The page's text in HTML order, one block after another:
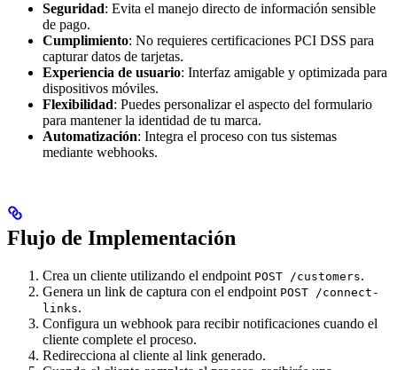
Seguridad: Evita el manejo directo de información sensible
de pago.
Cumplimiento: No requieres certificaciones PCI DSS para
capturar datos de tarjetas.
Experiencia de usuario: Interfaz amigable y optimizada para
dispositivos móviles.
Flexibilidad: Puedes personalizar el aspecto del formulario
para mantener la identidad de tu marca.
Automatización: Integra el proceso con tus sistemas
mediante webhooks.
Flujo de Implementación
Crea un cliente utilizando el endpoint POST /customers.
Genera un link de captura con el endpoint POST /connect-
links.
Configura un webhook para recibir notificaciones cuando el
cliente complete el proceso.
Redirecciona al cliente al link generado.